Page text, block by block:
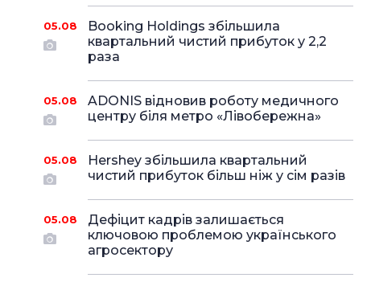
05.08
Booking Holdings збільшила
квартальний чистий прибуток у 2,2
раза
05.08
ADONIS відновив роботу медичного
центру біля метро «Лівобережна»
05.08
Hershey збільшила квартальний
чистий прибуток більш ніж у сім разів
05.08
Дефіцит кадрів залишається
ключовою проблемою українського
агросектору